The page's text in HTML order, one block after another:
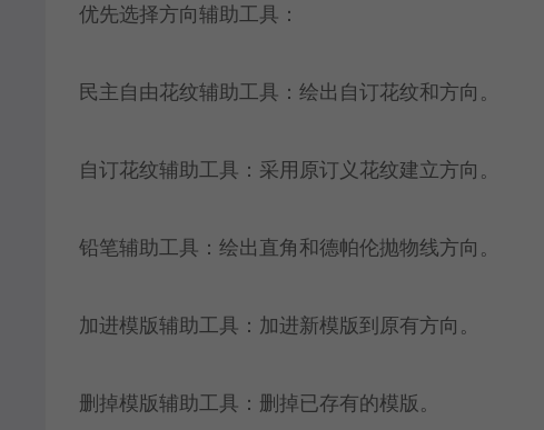
优先选择方向辅助工具：
民主自由花纹辅助工具：绘出自订花纹和方向。
自订花纹辅助工具：采用原订义花纹建立方向。
铅笔辅助工具：绘出直角和德帕伦抛物线方向。
加进模版辅助工具：加进新模版到原有方向。
删掉模版辅助工具：删掉已存有的模版。